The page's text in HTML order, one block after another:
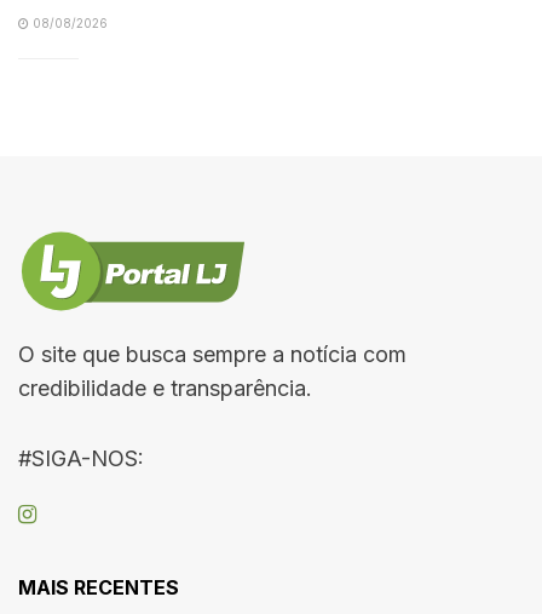
08/08/2026
O site que busca sempre a notícia com
credibilidade e transparência.
#SIGA-NOS:
MAIS RECENTES